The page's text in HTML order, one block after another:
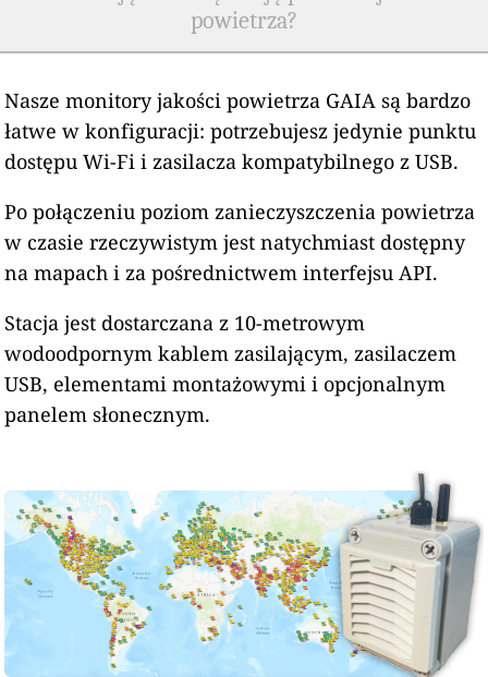
powietrza?
Nasze monitory jakości powietrza GAIA są bardzo
łatwe w konfiguracji: potrzebujesz jedynie punktu
dostępu Wi-Fi i zasilacza kompatybilnego z USB.
Po połączeniu poziom zanieczyszczenia powietrza
w czasie rzeczywistym jest natychmiast dostępny
na mapach i za pośrednictwem interfejsu API.
Stacja jest dostarczana z 10-metrowym
wodoodpornym kablem zasilającym, zasilaczem
USB, elementami montażowymi i opcjonalnym
panelem słonecznym.